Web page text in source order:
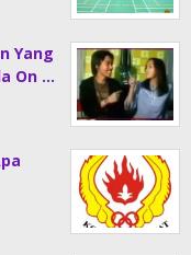
Yang
On …